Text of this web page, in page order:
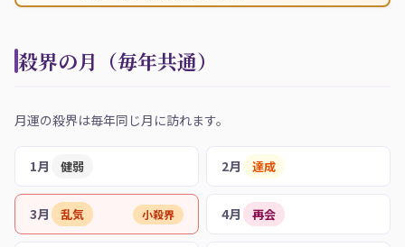
殺界の月（毎年共通）
月運の殺界は毎年同じ月に訪れます。
1月 健弱 2月 達成
3月 乱気 小殺界 4月 再会